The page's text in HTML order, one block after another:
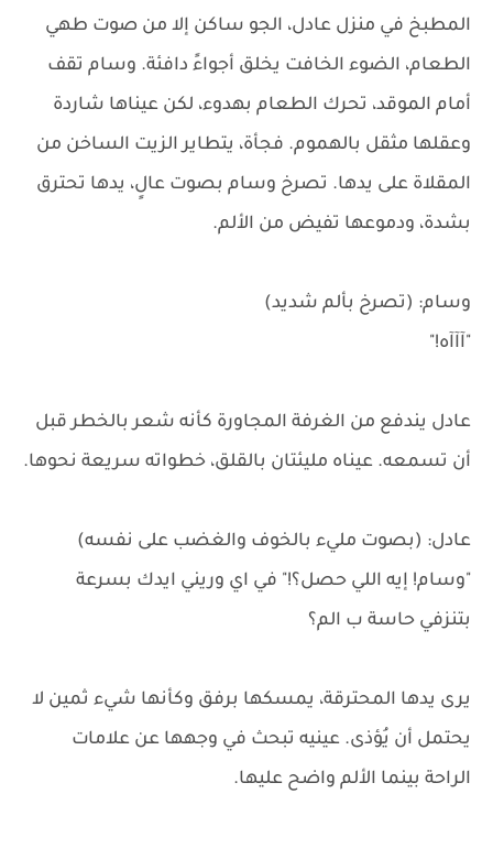
المطبخ في منزل عادل، الجو ساكن إلا من صوت طهي
الطعام، الضوء الخافت يخلق أجواءً دافئة. وسام تقف
أمام الموقد، تحرك الطعام بهدوء، لكن عيناها شاردة
وعقلها مثقل بالهموم. فجأة، يتطاير الزيت الساخن من
المقلاة على يدها. تصرخ وسام بصوت عالٍ، يدها تحترق
بشدة، ودموعها تفيض من الألم.
وسام: (تصرخ بألم شديد)
"آآآه!"
عادل يندفع من الغرفة المجاورة كأنه شعر بالخطر قبل
أن تسمعه. عيناه مليئتان بالقلق، خطواته سريعة نحوها.
عادل: (بصوت مليء بالخوف والغضب على نفسه)
"وسام! إيه اللي حصل؟!" في اي وريني ايدك بسرعة
بتنزفي حاسة ب الم؟
يرى يدها المحترقة، يمسكها برفق وكأنها شيء ثمين لا
يحتمل أن يُؤذى. عينيه تبحث في وجهها عن علامات
الراحة بينما الألم واضح عليها.